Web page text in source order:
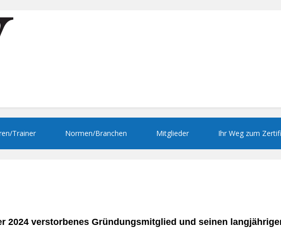
Trainer Normen/Branchen Mitglieder Ihr Weg zum
2024 verstorbenes Gründungsmitglied und seinen